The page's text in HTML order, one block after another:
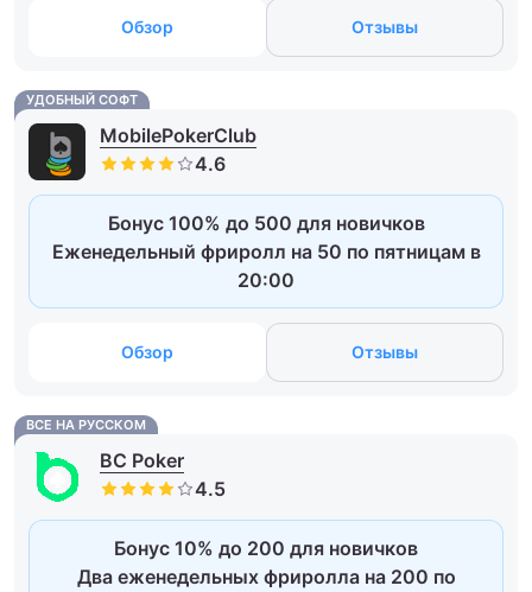
Обзор Отзывы
УДОБНЫЙ СОФТ
MobilePokerClub
Бонус 100% до 500 для новичков
Еженедельный фриролл на 50 по пятницам в
20:00
Обзор Отзывы
ВСЕ НА РУССКОМ
BC Poker
Бонус 10% до 200 для новичков
Два еженедельных фриролла на 200 по